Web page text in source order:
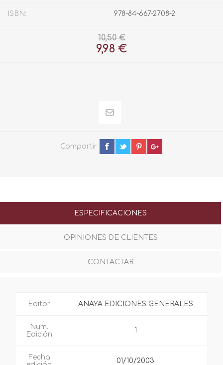
ISBN: 978-84-667-2708-2
10,50 €
9,98 €
Compartir
ESPECIFICACIONES
OPINIONES DE CLIENTES
CONTACTAR
Editor ANAYA EDICIONES GENERALES
Num.
Edición
1
Fecha
01/10/2003